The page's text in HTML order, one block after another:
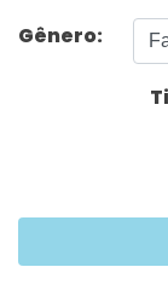
Gênero: